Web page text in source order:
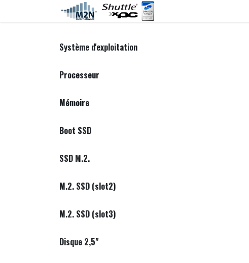
Se rendre au contenu
Système d'exploitation
Processeur
Mémoire
Boot SSD
SSD M.2.
M.2. SSD (slot2)
M.2. SSD (slot3)
Disque 2,5"